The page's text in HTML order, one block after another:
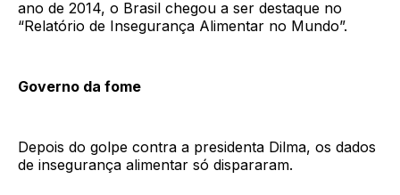
ano de 2014, o Brasil chegou a ser destaque no
“Relatório de Insegurança Alimentar no Mundo”.
Governo da fome
Depois do golpe contra a presidenta Dilma, os dados
de insegurança alimentar só dispararam.